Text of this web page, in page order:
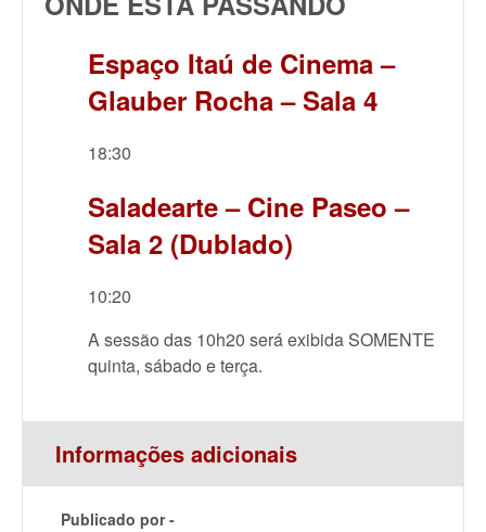
Espaço Itaú de Cinema –
Glauber Rocha – Sala 4
18:30
Saladearte – Cine Paseo –
Sala 2 (Dublado)
10:20
A sessão das 10h20 será exibida SOMENTE
quinta, sábado e terça.
Informações adicionais
Publicado por -